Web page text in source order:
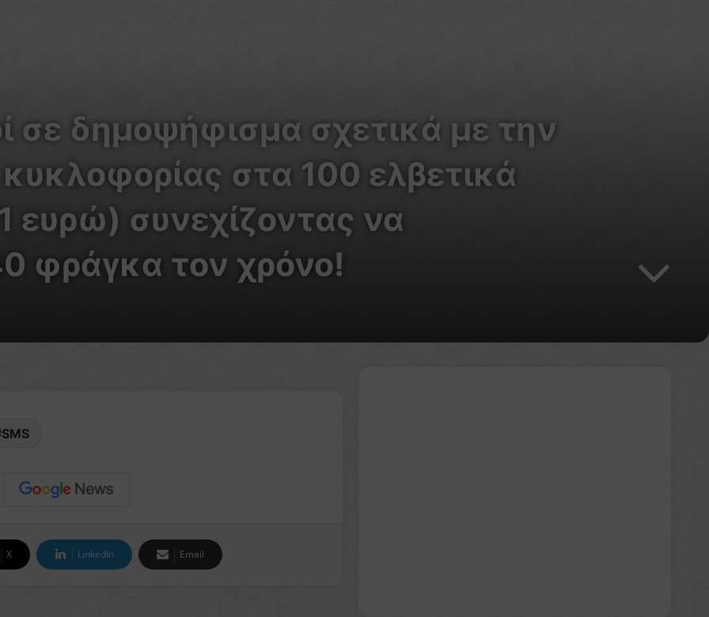
σε δημοψήφισμα σχετικά με την
στα 100 ελβετικά
ευρώ) συνεχίζοντας να
φράγκα τον χρόνο!
SMS
X LinkedIn Email